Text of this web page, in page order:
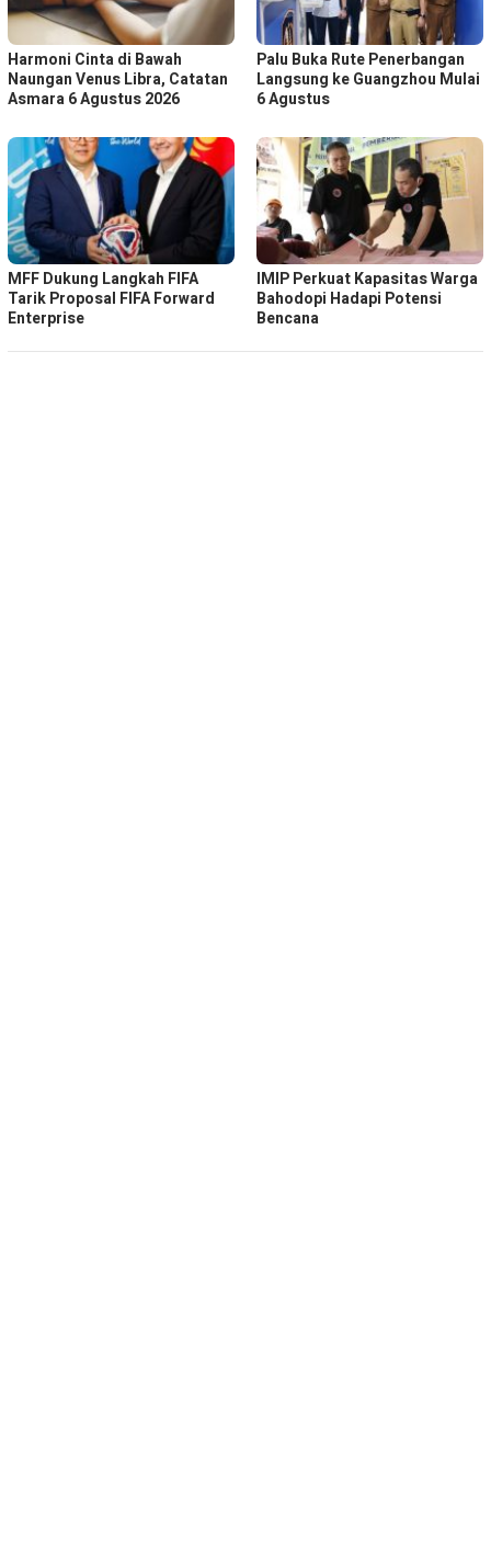
Harmoni Cinta di Bawah
Naungan Venus Libra, Catatan
Asmara 6 Agustus 2026
Palu Buka Rute Penerbangan
Langsung ke Guangzhou Mulai
6 Agustus
MFF Dukung Langkah FIFA
Tarik Proposal FIFA Forward
Enterprise
IMIP Perkuat Kapasitas Warga
Bahodopi Hadapi Potensi
Bencana